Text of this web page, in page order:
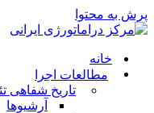
پرش به محتوا
خانه
مطالعات اجرا
تاریخ شفاهی
آرشیوها